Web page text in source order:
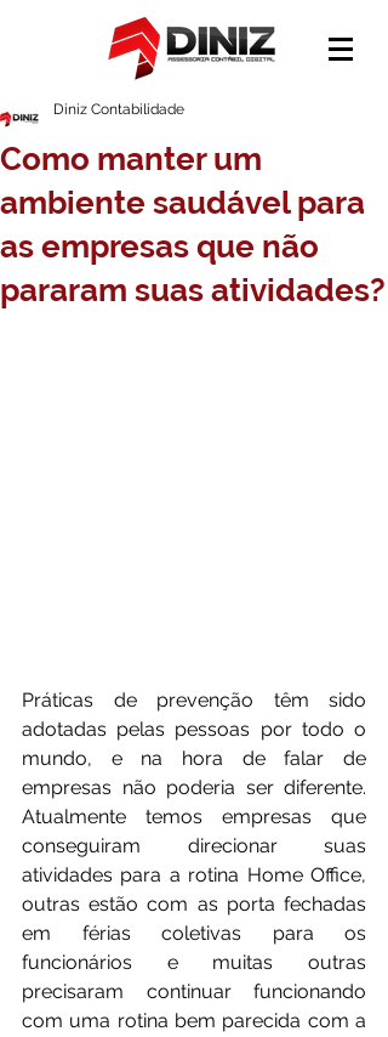
Como manter um
ambiente saudável para
as empresas que não
pararam suas atividades?
Diniz Contabilidade
Práticas de prevenção têm sido
adotadas pelas pessoas por todo o
mundo, e na hora de falar de
empresas não poderia ser diferente.
Atualmente temos empresas que
conseguiram direcionar suas
atividades para a rotina Home Office,
outras estão com as porta fechadas
em férias coletivas para os
funcionários e muitas outras
precisaram continuar funcionando
com uma rotina bem parecida com a